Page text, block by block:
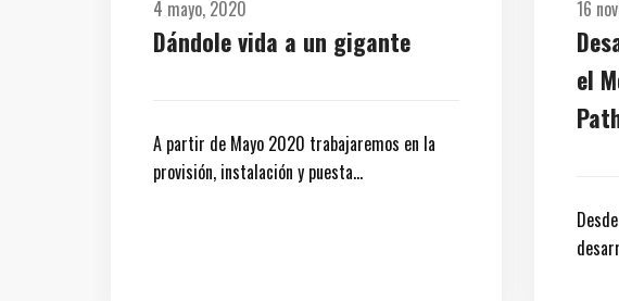
4 mayo, 2020
Dándole vida a un gigante
A partir de Mayo 2020 trabajaremos en la
provisión, instalación y puesta…
16
el